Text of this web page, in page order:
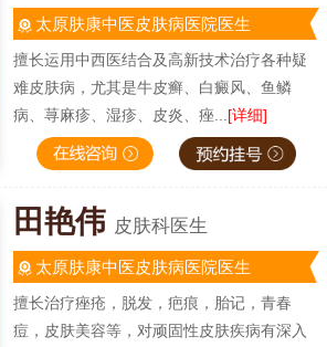
太原肤康中医皮肤病医院医生
擅长运用中西医结合及高新技术治疗各种疑
难皮肤病，尤其是牛皮癣、白癜风、鱼鳞
病、荨麻疹、湿疹、皮炎、痤... [详细]
田艳伟 皮肤科医生
太原肤康中医皮肤病医院医生
擅长治疗痤疮，脱发，疤痕，胎记，青春
痘，皮肤美容等，对顽固性皮肤疾病有深入